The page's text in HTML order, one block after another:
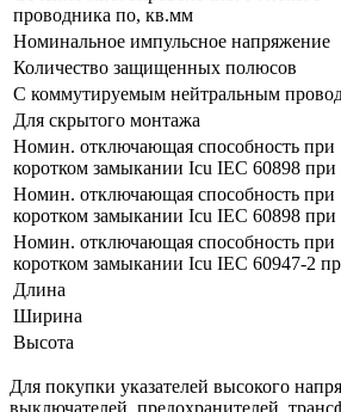
проводника по, кв.мм
Номинальное импульсное напряжение
Количество защищенных полюсов
С коммутируемым нейтральным
Для скрытого монтажа
Номин. отключающая способность при
коротком замыкании Icu IEC 60898
Номин. отключающая способность при
коротком замыкании Icu IEC 60898
Номин. отключающая способность при
коротком замыкании Icu IEC 60947-2
Длина
Ширина
Высота
Для покупки указателей высокого
выключателей, предохранителей,